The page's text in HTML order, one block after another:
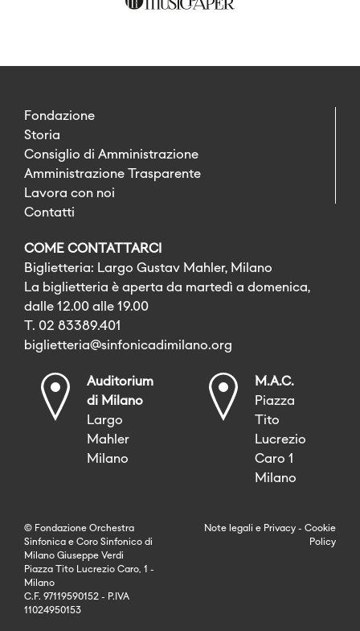
Fondazione
Storia
Consiglio di Amministrazione
Amministrazione Trasparente
Lavora con noi
Contatti
COME CONTATTARCI
Biglietteria: Largo Gustav Mahler, Milano
La biglietteria è aperta da martedì a domenica,
dalle 12.00 alle 19.00
T. 02 83389.401
biglietteria@sinfonicadimilano.org
Auditorium
di Milano
Largo
Mahler
Milano
M.A.C.
Piazza
Tito
Lucrezio
Caro 1
Milano
© Fondazione Orchestra
Sinfonica e Coro Sinfonico di
Milano Giuseppe Verdi
Piazza Tito Lucrezio Caro, 1 -
Milano
C.F. 97119590152 - P.IVA
11024950153
Note legali e Privacy - Cookie
Policy